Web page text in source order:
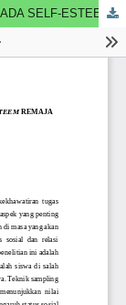
STATUS SOSIAL DAN RELASI KELUARGA PADA SELF-ESTEEM REMAJA